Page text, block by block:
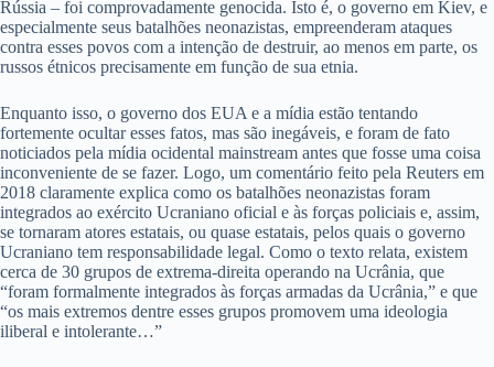
Rússia – foi comprovadamente genocida. Isto é, o governo em Kiev, e
especialmente seus batalhões neonazistas, empreenderam ataques
contra esses povos com a intenção de destruir, ao menos em parte, os
russos étnicos precisamente em função de sua etnia.
Enquanto isso, o governo dos EUA e a mídia estão tentando
fortemente ocultar esses fatos, mas são inegáveis, e foram de fato
noticiados pela mídia ocidental mainstream antes que fosse uma coisa
inconveniente de se fazer. Logo, um comentário feito pela Reuters em
2018 claramente explica como os batalhões neonazistas foram
integrados ao exército Ucraniano oficial e às forças policiais e, assim,
se tornaram atores estatais, ou quase estatais, pelos quais o governo
Ucraniano tem responsabilidade legal. Como o texto relata, existem
cerca de 30 grupos de extrema-direita operando na Ucrânia, que
“foram formalmente integrados às forças armadas da Ucrânia,” e que
“os mais extremos dentre esses grupos promovem uma ideologia
iliberal e intolerante…”